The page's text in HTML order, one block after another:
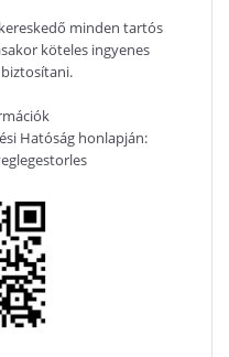
minden tartós
köteles ingyenes
Hatóság honlapján: